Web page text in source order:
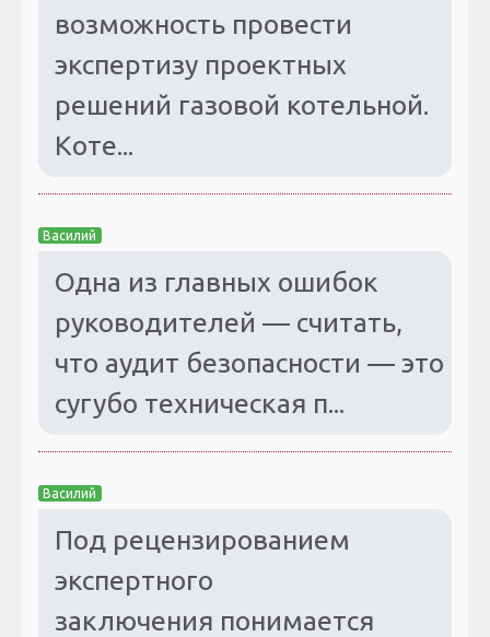
возможность провести
экспертизу проектных
решений газовой котельной.
Коте...
Василий
Одна из главных ошибок
руководителей — считать,
что аудит безопасности — это
сугубо техническая п...
Василий
Под рецензированием
экспертного
заключения понимается